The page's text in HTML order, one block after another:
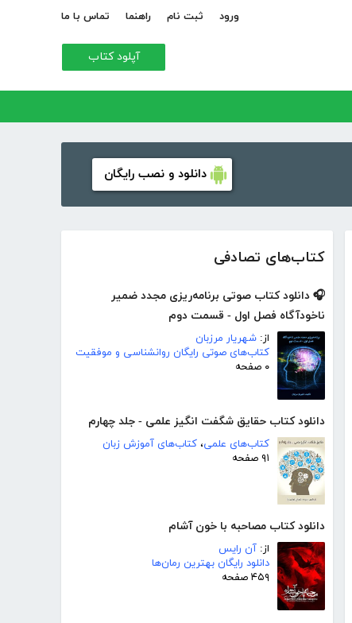
ورود ثبت نام راهنما تماس با ما
آپلود کتاب
دانلود و نصب رایگان
کتاب‌های تصادفی
🎧 دانلود کتاب صوتی برنامه‌ریزی مجدد ضمیر
ناخودآگاه فصل اول - قسمت دوم
از: شهریار مرزبان
کتاب‌های صوتی رایگان روانشناسی و موفقیت
۰ صفحه
دانلود کتاب حقایق شگفت انگیز علمی - جلد چهارم
کتاب‌های علمی، کتاب‌های آموزش زبان
۹۱ صفحه
دانلود کتاب مصاحبه با خون آشام
از: آن رایس
دانلود رایگان بهترین رمان‌ها
۴۵۹ صفحه